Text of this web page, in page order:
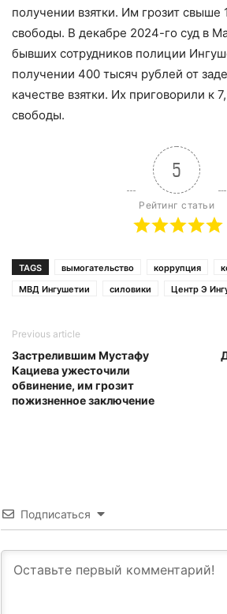
получении взятки. Им грозит свыше
свободы. В декабре 2024-го суд в
бывших сотрудников полиции
получении 400 тысяч рублей от
качестве взятки. Их приговорили к
свободы.
5
Рейтинг статьи
TAGS вымогательство коррупция
МВД Ингушетии
силовики Центр Э
Previous article
Застрелившим Мустафу
Кациева ужесточили
обвинение, им грозит
пожизненное заключение
Подписаться